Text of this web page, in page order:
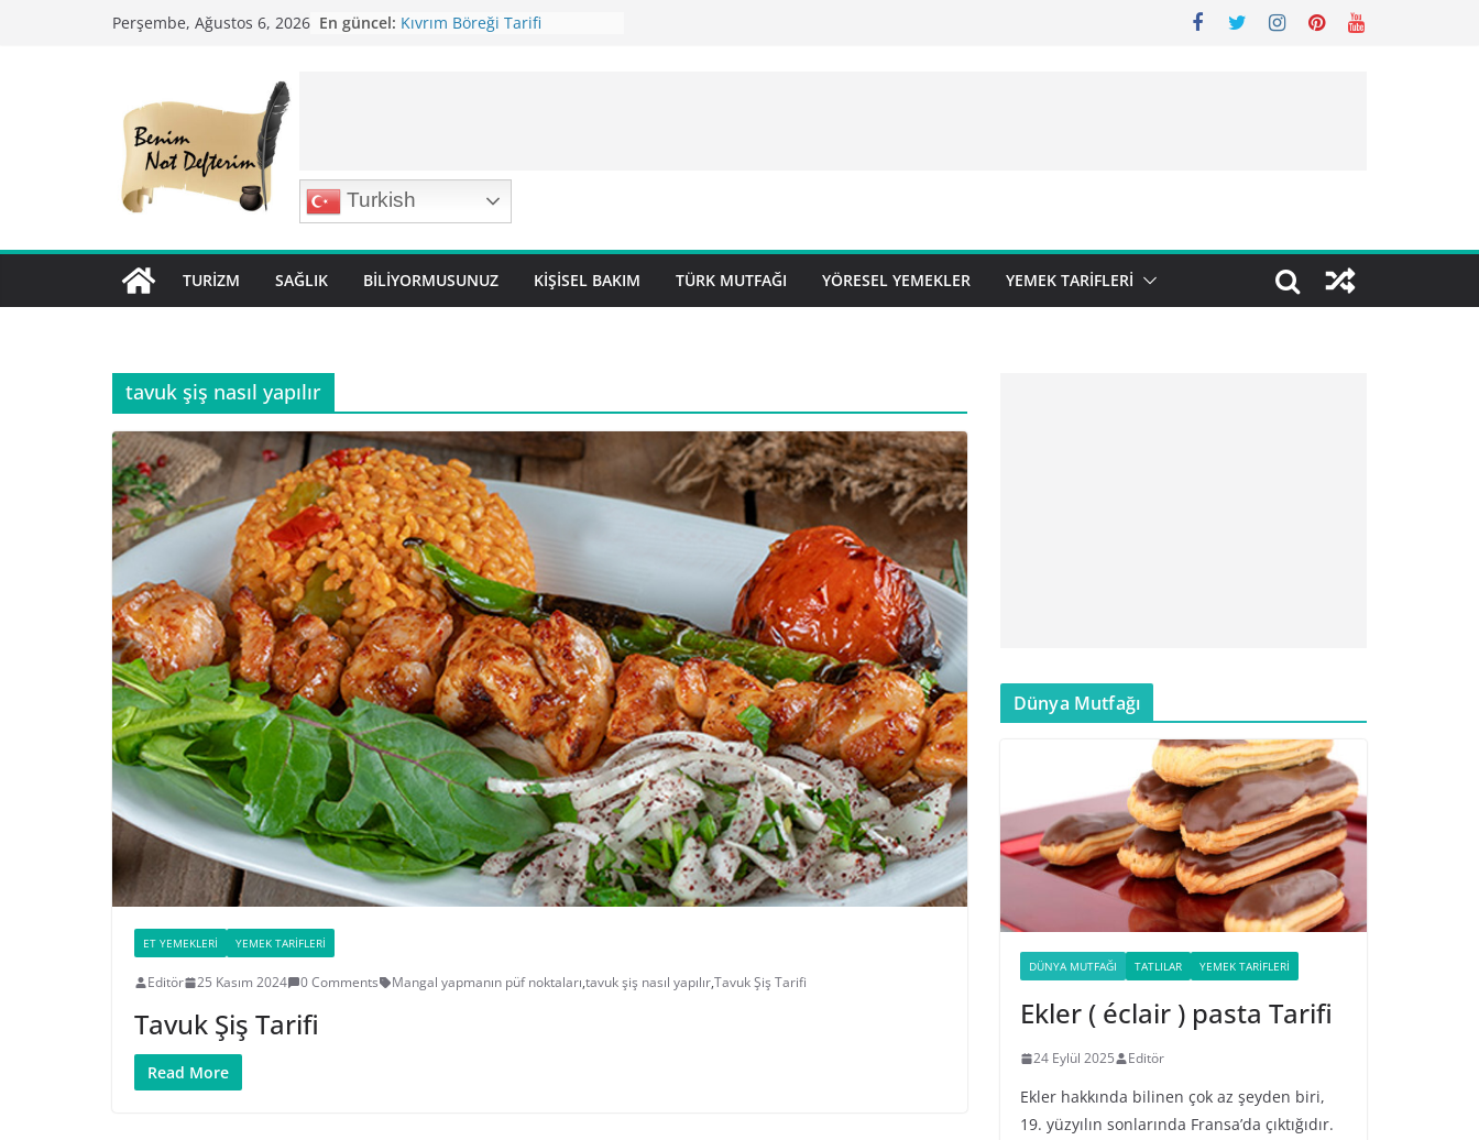
Perşembe, Ağustos 6, 2026 En güncel: Kıvrım Böreği Tarifi
Turkish
TURIZM SAĞLIK BILIYORMUSUNUZ KIŞISEL BAKIM TÜRK MUTFAĞI YÖRESEL YEMEKLER YEMEK TARIFLERI
tavuk şiş nasıl yapılır
ET YEMEKLERI YEMEK TARIFLERI
Editör 25 Kasım 2024 0 Comments Mangal yapmanın püf noktaları,tavuk şiş nasıl yapılır,Tavuk Şiş Tarifi
Tavuk Şiş Tarifi
Read More
Dünya Mutfağı
DÜNYA MUTFAĞI TATLILAR YEMEK TARIFLERI
Ekler ( éclair ) pasta Tarifi
24 Eylül 2025 Editör
Ekler hakkında bilinen çok az şeyden biri,
19. yüzyılın sonlarında Fransa’da çıktığıdır.